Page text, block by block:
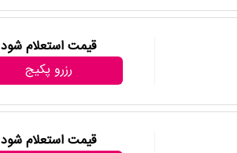
قیمت استعلام شود
رزرو پکیج
قیمت استعلام شود